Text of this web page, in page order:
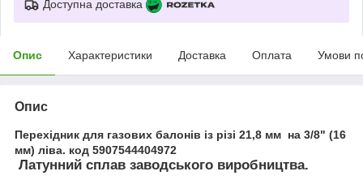
Доступна доставка
Опис Характеристики Доставка Оплата Умови
Опис
Перехідник для газових балонів із різі 21,8 мм на 3/8" (16
мм) ліва. код 5907544404972
Латунний сплав заводського виробництва.